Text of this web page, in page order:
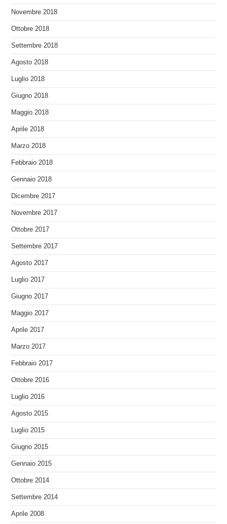
Novembre 2018
Ottobre 2018
Settembre 2018
Agosto 2018
Luglio 2018
Giugno 2018
Maggio 2018
Aprile 2018
Marzo 2018
Febbraio 2018
Gennaio 2018
Dicembre 2017
Novembre 2017
Ottobre 2017
Settembre 2017
Agosto 2017
Luglio 2017
Giugno 2017
Maggio 2017
Aprile 2017
Marzo 2017
Febbraio 2017
Ottobre 2016
Luglio 2016
Agosto 2015
Luglio 2015
Giugno 2015
Gennaio 2015
Ottobre 2014
Settembre 2014
Aprile 2008